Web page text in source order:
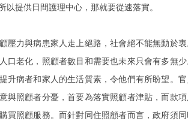
以提供日間護理中心，那就要從速落實。
壓力與病患家人走上絕路，社會絕不能無動於
口老化，照顧者數目和需要也未來只會有多無
升病者和家人的生活質素，令他們有所盼望。
與照顧者分憂，首要為落實照顧者津貼，而款
買照顧服務。而針對同住照顧者而言，政府須